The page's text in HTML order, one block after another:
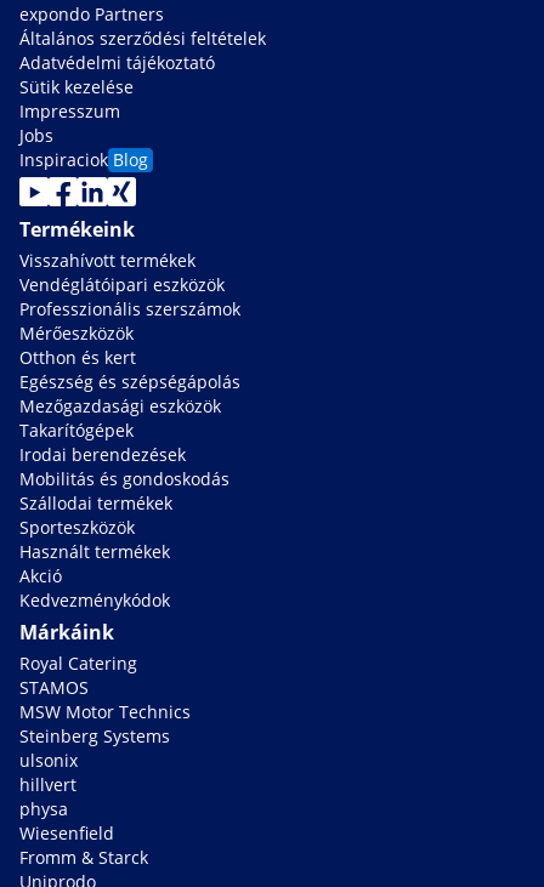
expondo Partners
Általános szerződési feltételek
Adatvédelmi tájékoztató
Sütik kezelése
Impresszum
Jobs
Inspiraciok Blog
Termékeink
Visszahívott termékek
Vendéglátóipari eszközök
Professzionális szerszámok
Mérőeszközök
Otthon és kert
Egészség és szépségápolás
Mezőgazdasági eszközök
Takarítógépek
Irodai berendezések
Mobilitás és gondoskodás
Szállodai termékek
Sporteszközök
Használt termékek
Akció
Kedvezménykódok
Márkáink
Royal Catering
STAMOS
MSW Motor Technics
Steinberg Systems
ulsonix
hillvert
physa
Wiesenfield
Fromm & Starck
Uniprodo